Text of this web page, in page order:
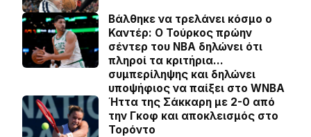
Βάλθηκε να τρελάνει κόσμο ο
Καντέρ: Ο Τούρκος πρώην
σέντερ του NBA δηλώνει ότι
πληροί τα κριτήρια…
συμπερίληψης και δηλώνει
υποψήφιος να παίξει στο WNBA
Ήττα της Σάκκαρη με 2-0 από
την Γκοφ και αποκλεισμός στο
Τορόντο